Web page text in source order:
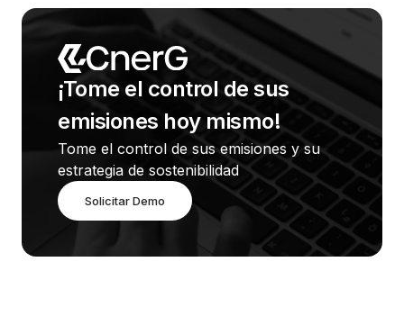
¡Tome el control de sus
emisiones hoy mismo!
Tome el control de sus emisiones y su
estrategia de sostenibilidad
Solicitar Demo